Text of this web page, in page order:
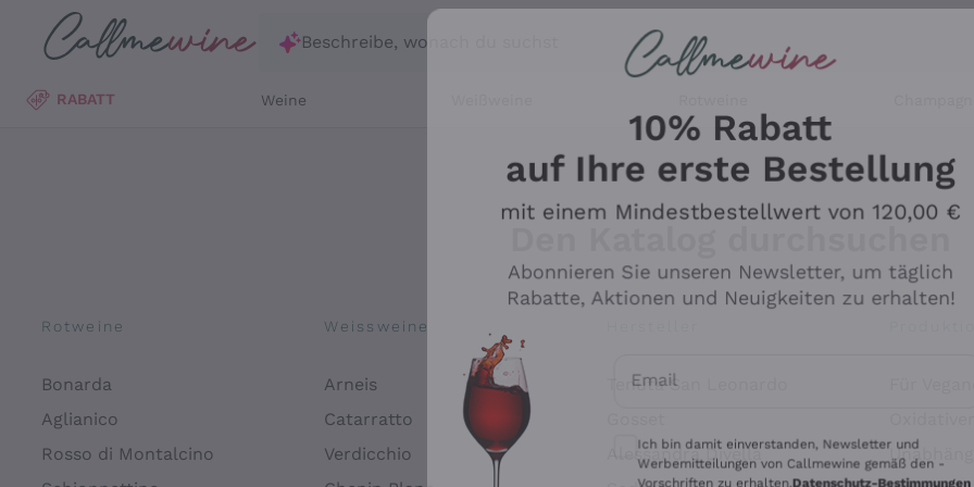
Zum Hauptinhalt springen
Beschreibe, wonach du suchst
RABATT Weine
Rotweine
Bonarda
Aglianico
Rosso di Montalcino
Weissweine
Arneis
Catarratto
Verdicchio
Tenuta San Leonardo
Alessandra Divella
Für
10% Rabatt
auf Ihre erste Bestellung
mit einem Mindestbestellwert von 120,00 €
Abonnieren Sie unseren Newsletter, um täglich
Rabatte, Aktionen und Neuigkeiten zu erhalten!
Email
Optionale Einwilligungen zum Erhalt von
Ich bin damit einverstanden, Newsletter und
Werbemitteilungen von Callmewine gemäß den -
Vorschriften zu erhalten. Datenschutz-Bestimmungen